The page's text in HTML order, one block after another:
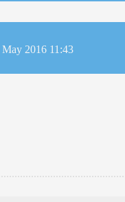
May 2016 11:43